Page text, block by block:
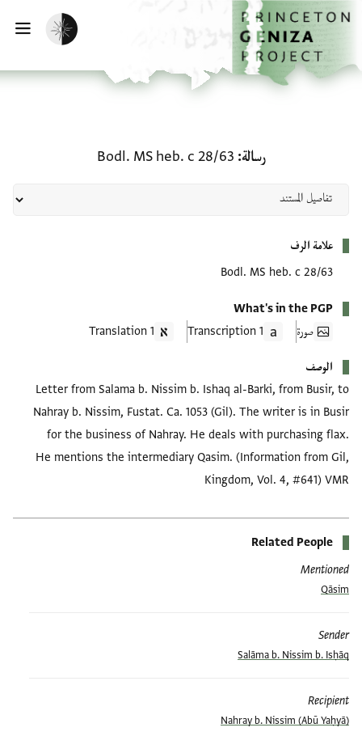
إلى المحتوى الرئيسي
الرئيسية
تفعيل الوضع المظلم
رسالة Bodl. MS heb. c 28/63
علامة الرف
Bodl. MS heb. c 28/63
What's in the PGP
صورة
1 Transcription
1 Translation
الوصف
Letter from Salama b. Nissim b. Ishaq al-Barki, from Busir, to
Nahray b. Nissim, Fustat. Ca. 1053 (Gil). The writer is in Busir
for the business of Nahray. He deals with purchasing flax.
He mentions the intermediary Qasim. (Information from Gil,
Kingdom, Vol. 4, #641) VMR
Related People
Mentioned
Qāsim
Sender
Salāma b. Nissim b. Isḥāq
Recipient
(Abū Yaḥyā) Nahray b. Nissim